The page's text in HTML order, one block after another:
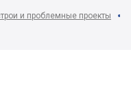
и проблемные проекты